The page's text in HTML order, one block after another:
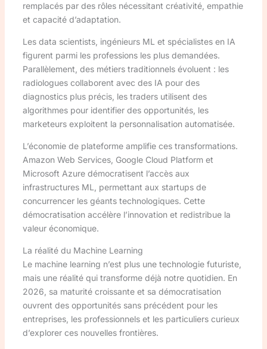
remplacés par des rôles nécessitant créativité, empathie
et capacité d’adaptation.
Les data scientists, ingénieurs ML et spécialistes en IA
figurent parmi les professions les plus demandées.
Parallèlement, des métiers traditionnels évoluent : les
radiologues collaborent avec des IA pour des
diagnostics plus précis, les traders utilisent des
algorithmes pour identifier des opportunités, les
marketeurs exploitent la personnalisation automatisée.
L’économie de plateforme amplifie ces transformations.
Amazon Web Services, Google Cloud Platform et
Microsoft Azure démocratisent l’accès aux
infrastructures ML, permettant aux startups de
concurrencer les géants technologiques. Cette
démocratisation accélère l’innovation et redistribue la
valeur économique.
La réalité du Machine Learning
Le machine learning n’est plus une technologie futuriste,
mais une réalité qui transforme déjà notre quotidien. En
2026, sa maturité croissante et sa démocratisation
ouvrent des opportunités sans précédent pour les
entreprises, les professionnels et les particuliers curieux
d’explorer ces nouvelles frontières.